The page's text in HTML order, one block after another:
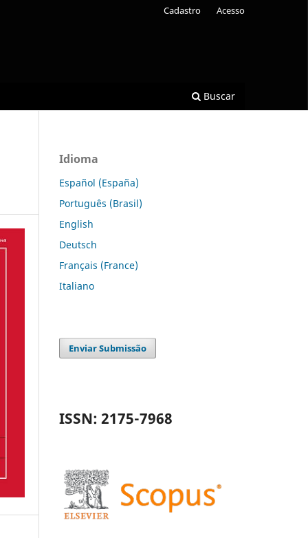
Buscar
Cadastro Acesso
Idioma
Español (España)
Português (Brasil)
English
Deutsch
Français (France)
Italiano
Enviar Submissão
ISSN: 2175-7968